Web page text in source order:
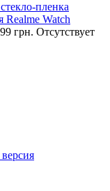
пленка
Realme Watch
грн. Отсутствует